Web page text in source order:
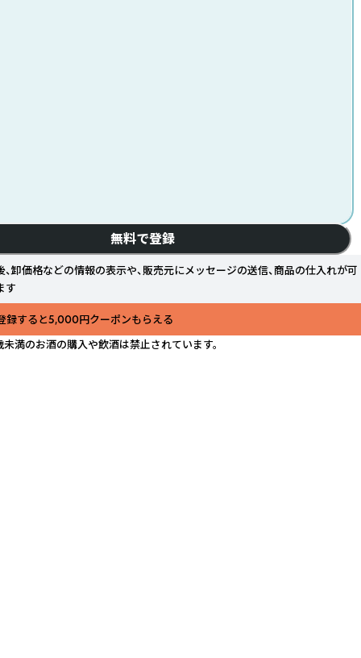
無料で登録
、卸価格などの情報の表示や、販売元にメッセージの送信、商品の仕入れが可
す
登録すると5,000円クーポンもらえる
満のお酒の購入や飲酒は禁止されています。